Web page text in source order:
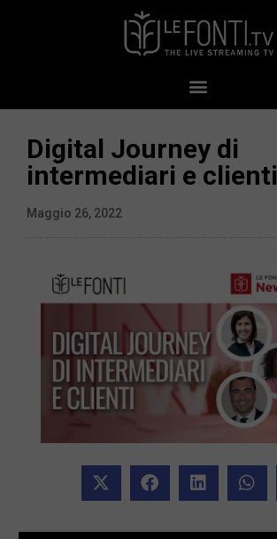
Digital Journey di
intermediari e clienti
Maggio 26, 2022